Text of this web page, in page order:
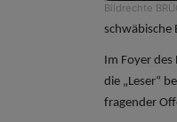
Bildrechte
schwäbische
Im Foyer
die „Leser“
fragender